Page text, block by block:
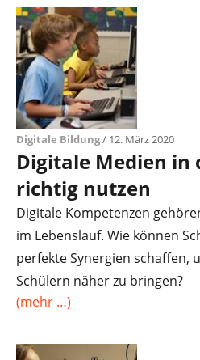
Digitale Bildung/ 12. März 2020
Digitale Medien in
richtig nutzen
Digitale Kompetenzen
im Lebenslauf. Wie können
perfekte Synergien schaffen,
Schülern näher zu bringen?
(mehr …)